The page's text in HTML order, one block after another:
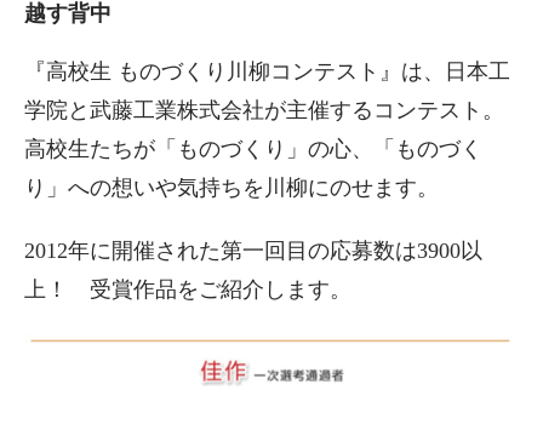
越す背中
『高校生 ものづくり川柳コンテスト』は、日本工
学院と武藤工業株式会社が主催するコンテスト。
高校生たちが「ものづくり」の心、「ものづく
り」への想いや気持ちを川柳にのせます。
2012年に開催された第一回目の応募数は3900以
上！ 受賞作品をご紹介します。